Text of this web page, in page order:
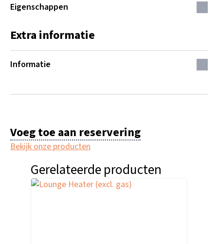
Eigenschappen
Extra informatie
Informatie
Voeg toe aan reservering
Bekijk onze producten
Gerelateerde producten